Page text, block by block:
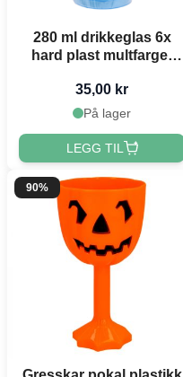
280 ml drikkeglas 6x
hard plast multfarget
35,00 kr
På lager
LEGG TIL
90%